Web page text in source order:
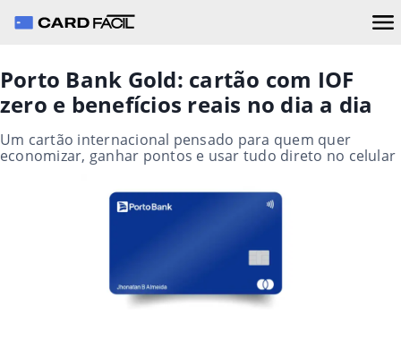
Porto Bank Gold: cartão com IOF
zero e benefícios reais no dia a dia
Um cartão internacional pensado para quem quer
economizar, ganhar pontos e usar tudo direto no celular